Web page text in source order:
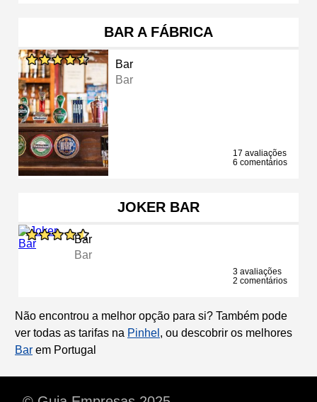
BAR A FÁBRICA
Bar
Bar
17 avaliações
6 comentários
JOKER BAR
Bar
Bar
3 avaliações
2 comentários
Não encontrou a melhor opção para si? Também pode
ver todas as tarifas na Pinhel , ou descobrir os melhores
Bar em Portugal